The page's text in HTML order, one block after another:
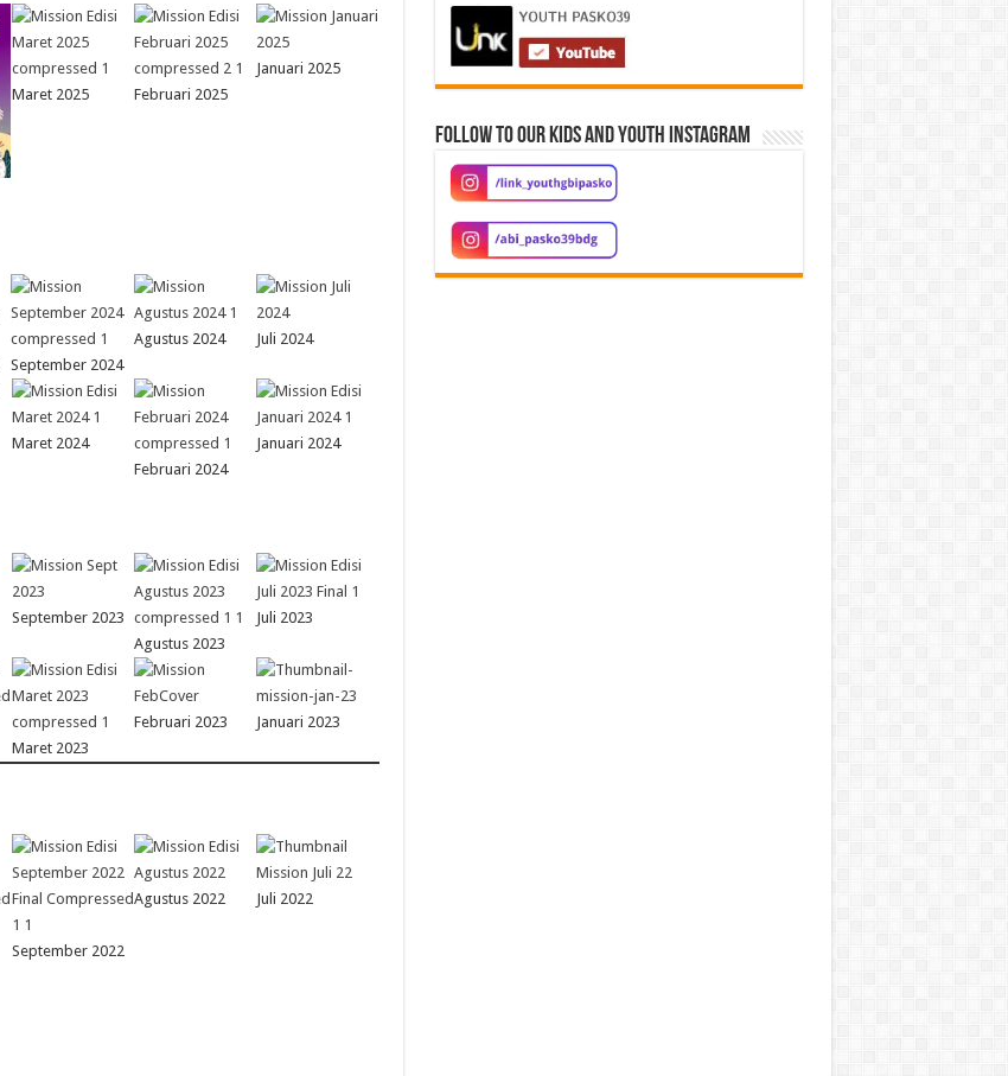
Maret 2025 Februari 2025
Januari 2025
September 2024
Agustus 2024 Juli 2024
Maret 2024
Februari 2024
Januari 2024
September 2023
Agustus 2023
Juli 2023
Maret 2023
Februari 2023 Januari 2023
September 2022
Agustus 2022 Juli 2022
Follow to our Kids and Youth Instagram